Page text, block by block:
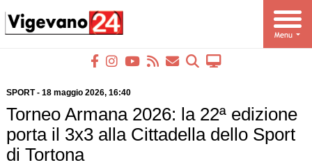
SPORT- 18 maggio 2026, 16:40
Torneo Armana 2026: la 22ª edizione
porta il 3x3 alla Cittadella dello Sport
di Tortona